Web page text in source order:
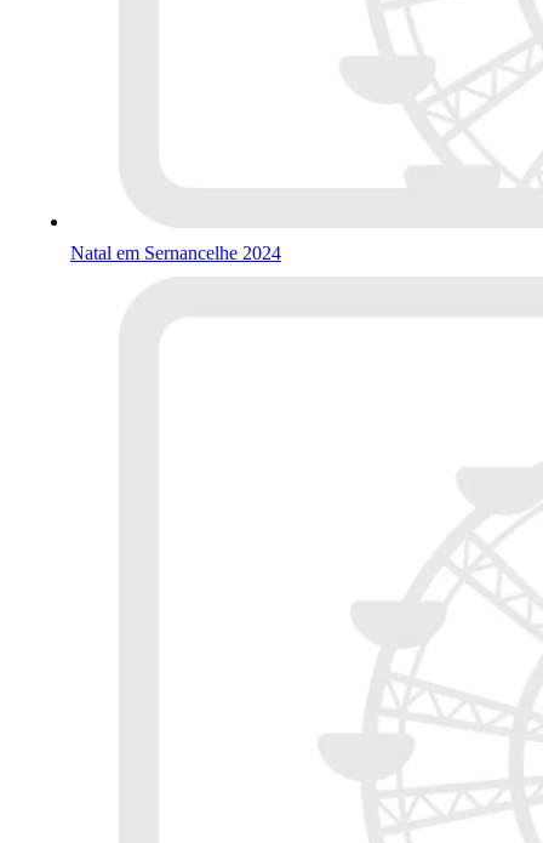
Natal em Sernancelhe 2024